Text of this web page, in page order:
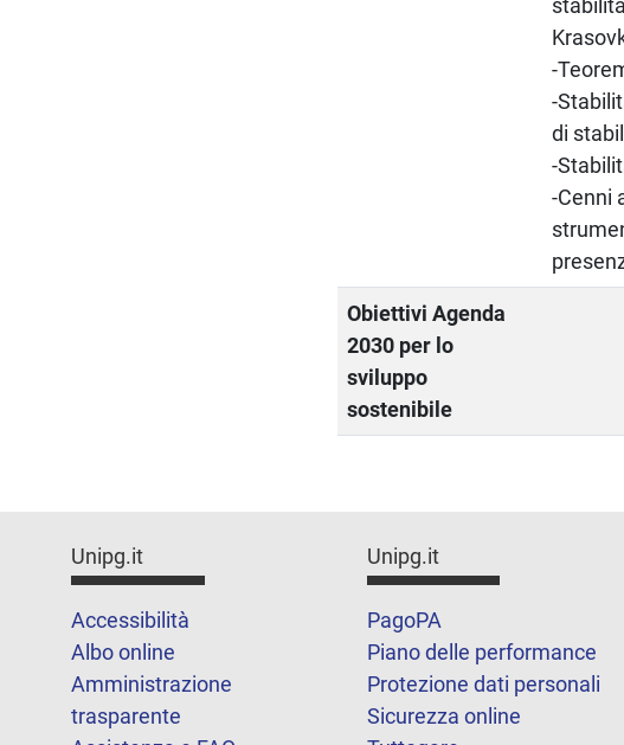
-
-
di
-
-Cenni
Obiettivi Agenda
2030 per lo
sviluppo
sostenibile
Unipg.it
Accessibilità
Albo online
Amministrazione
trasparente
Unipg.it
PagoPA
Piano delle performance
Protezione dati personali
Sicurezza online